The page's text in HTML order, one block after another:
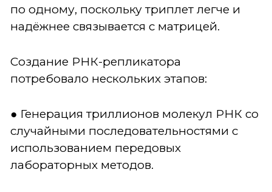
по одному, поскольку триплет легче и
надёжнее связывается с матрицей.
Создание РНК-репликатора
потребовало нескольких этапов:
● Генерация триллионов молекул РНК со
случайными последовательностями с
использованием передовых
лабораторных методов.